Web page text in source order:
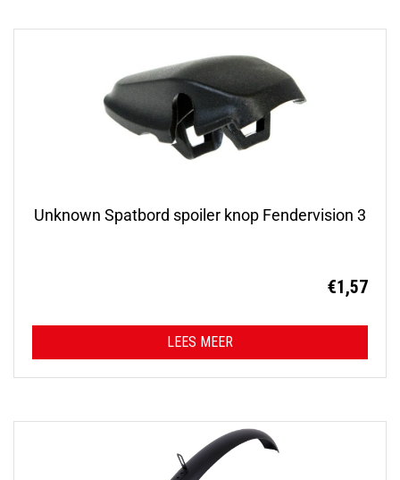
Unknown Spatbord spoiler knop Fendervision 3
€1,57
LEES MEER